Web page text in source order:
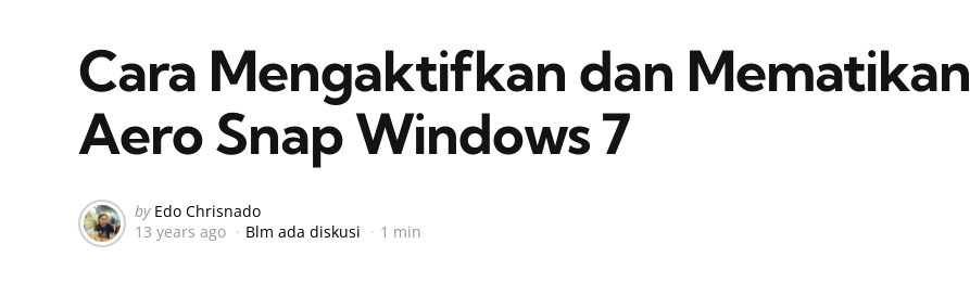
Cara Mengaktifkan dan Mematikan
Aero Snap Windows 7
Posted
by
by Edo Chrisnado
13 years ago
Blm ada diskusi 1 min